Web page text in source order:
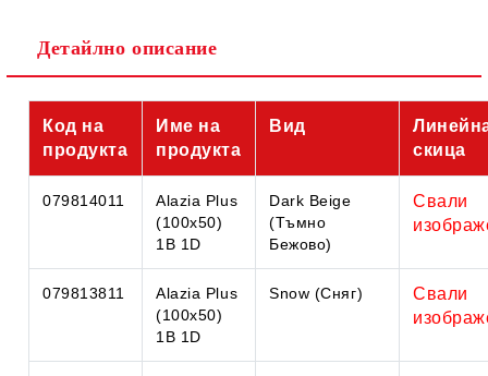
Ние ще се свържем с вас в рамките на работния ден.
Детайлно описание
Код на
продукта
Име на
продукта
Вид
скица
079814011
Alazia Plus
(100x50)
1B 1D
Dark Beige
(Тъмно
Бежово)
Свали
079813811
Alazia Plus
(100x50)
1B 1D
Snow (Сняг)
Свали